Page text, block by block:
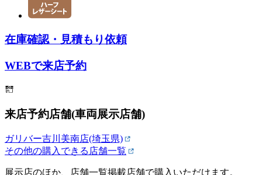
在庫確認・見積もり依頼
WEBで来店予約
来店予約店舗(車両展示店舗)
ガリバー吉川美南店(埼玉県)
その他の購入できる店舗一覧
展示店のほか、店舗一覧掲載店舗で購入いただけます。